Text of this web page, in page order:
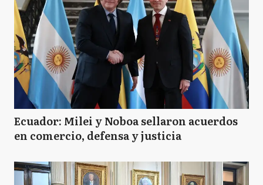
Ecuador: Milei y Noboa sellaron acuerdos
en comercio, defensa y justicia